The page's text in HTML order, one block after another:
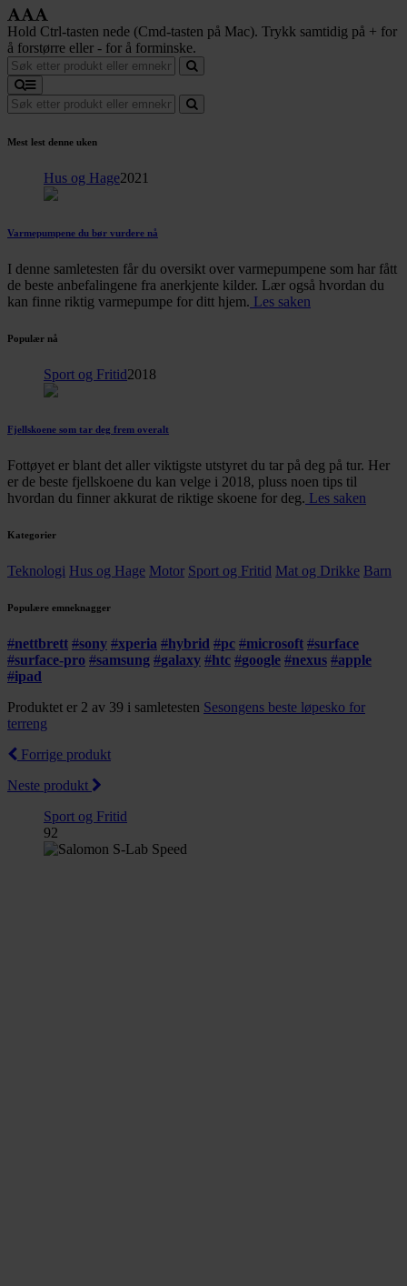
Hold Ctrl-tasten nede (Cmd-tasten på Mac). Trykk samtidig på + for
å forstørre eller - for å forminske.
Mest lest denne uken
Hus og Hage2021
Varmepumpene du bør vurdere nå
I denne samletesten får du oversikt over varmepumpene som har fått
de beste anbefalingene fra anerkjente kilder. Lær også hvordan du
kan finne riktig varmepumpe for ditt hjem. Les saken
Populær nå
Sport og Fritid2018
Fjellskoene som tar deg frem overalt
Fottøyet er blant det aller viktigste utstyret du tar på deg på tur. Her
er de beste fjellskoene du kan velge i 2018, pluss noen tips til
hvordan du finner akkurat de riktige skoene for deg. Les saken
Kategorier
Teknologi Hus og Hage Motor Sport og Fritid Mat og Drikke Barn
Populære emneknagger
#nettbrett #sony #xperia #hybrid #pc #microsoft #surface
#surface-pro #samsung #galaxy #htc #google #nexus #apple
#ipad
Produktet er 2 av 39 i samletesten Sesongens beste løpesko for
terreng
Forrige produkt
Neste produkt
Sport og Fritid
92